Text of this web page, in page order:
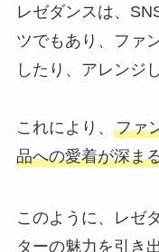
レゼダンスは、
ツでもあり、ファ
したり、アレンジ
これにより、 ファ
品への愛着が深ま
このように、レゼ
ターの魅力を引き